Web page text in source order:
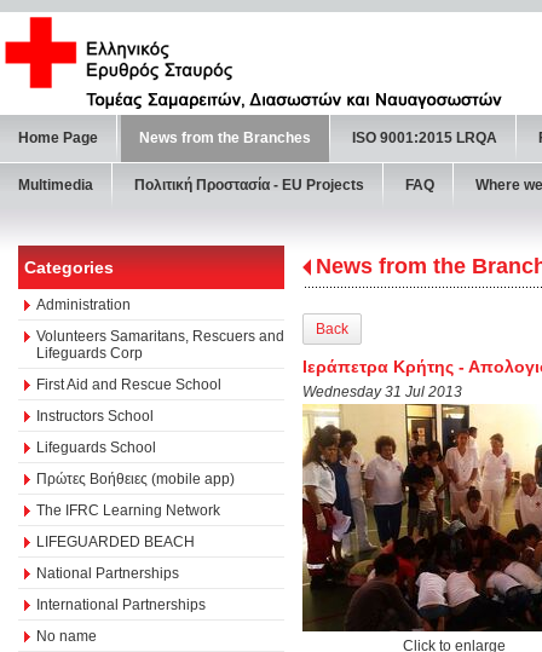
Home Page News from the Branches ISO 9001:2015 LRQA
Multimedia Πολιτική Προστασία - ΕU Projects FAQ Where
Categories
Administration
Volunteers Samaritans, Rescuers and
Lifeguards Corp
First Aid and Rescue School
Instructors School
Lifeguards School
Πρώτες Βοήθειες (mobile app)
The IFRC Learning Network
LIFEGUARDED BEACH
National Partnerships
International Partnerships
No name
News from the
Back
Ιεράπετρα Κρήτης -
Wednesday 31 Jul 2013
Click to enlarge